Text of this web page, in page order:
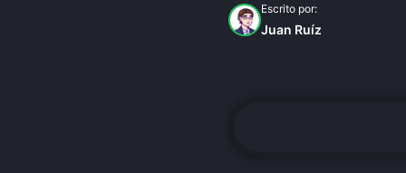
Escrito por:
Juan Ruíz